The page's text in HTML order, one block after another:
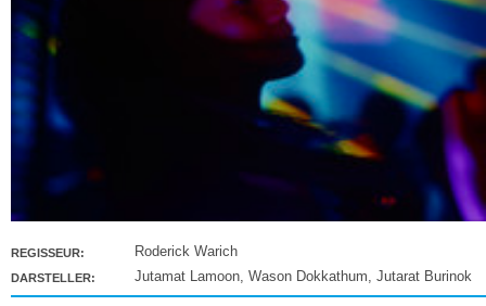
REGISSEUR: Roderick Warich
DARSTELLER: Jutamat Lamoon, Wason Dokkathum, Jutarat Burinok